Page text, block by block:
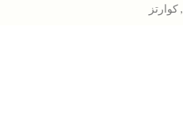
,کوارتز